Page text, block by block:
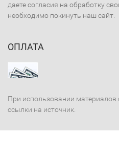
даете согласия на обработку
необходимо покинуть наш сайт.
ОПЛАТА
При использовании материалов
ссылки на источник.